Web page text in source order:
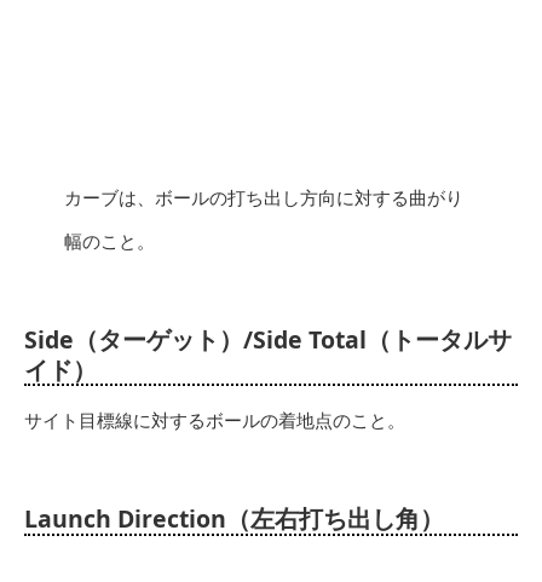
カーブは、ボールの打ち出し方向に対する曲がり
幅のこと。
Side（ターゲット）/Side Total（トータルサ
イド）
サイト目標線に対するボールの着地点のこと。
Launch Direction（左右打ち出し角）